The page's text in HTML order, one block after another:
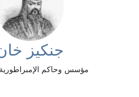
جنكيز
مؤسس وحاكم الإمبراطورية